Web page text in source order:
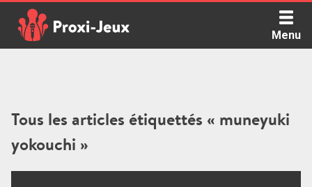
content
Menu
Tous les articles étiquettés « muneyuki
yokouchi »